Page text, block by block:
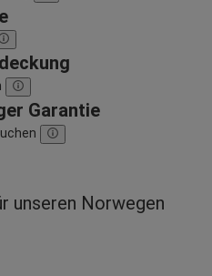
Garantie
unseren Norwegen